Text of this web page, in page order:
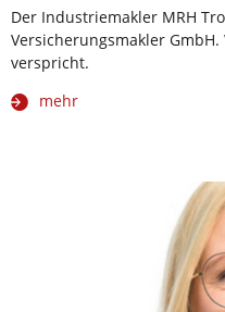
Der Industriemakler MRH
Versicherungsmakler
verspricht.
mehr